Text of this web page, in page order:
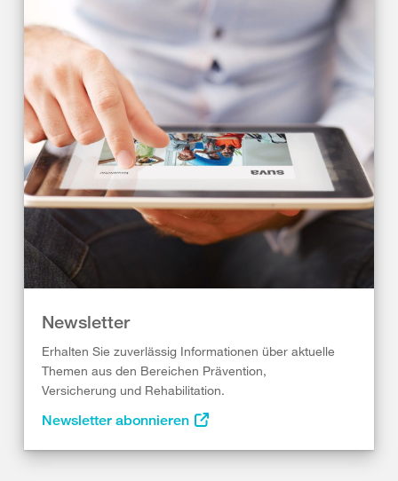
Newsletter
Erhalten Sie zuverlässig Informationen über aktuelle
Themen aus den Bereichen Prävention,
Versicherung und Rehabilitation.
Newsletter abonnieren